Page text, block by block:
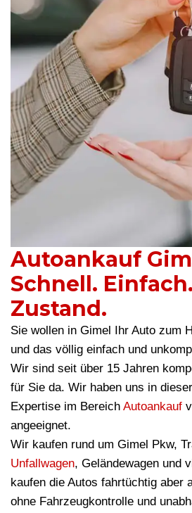
Autoankauf
Schnell.
Zustand.
Sie wollen in Gimel Ihr Auto zum
und das völlig einfach und
Wir sind seit über 15 Jahren
für Sie da. Wir haben uns in
Expertise im Bereich Autoankauf
angeeignet.
Wir kaufen rund um Gimel Pkw,
Unfallwagen, Geländewagen und
kaufen die Autos fahrtüchtig aber
ohne Fahrzeugkontrolle und